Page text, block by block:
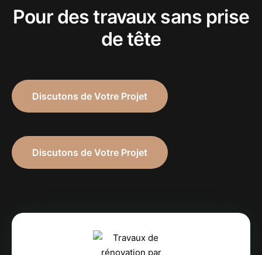
Pour des travaux sans prise
de tête
Discutons de Votre Projet
Discutons de Votre Projet